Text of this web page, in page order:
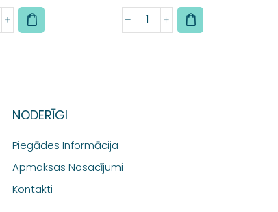
NODERĪGI
Piegādes Informācija
Apmaksas Nosacījumi
Kontakti